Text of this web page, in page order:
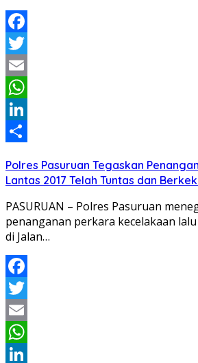
Facebook
Twitter
Email
WhatsApp
LinkedIn
Polres Pasuruan Tegaskan
Lantas 2017 Telah Tuntas dan
PASURUAN – Polres Pasuruan
penanganan perkara kecelakaan
di Jalan…
Facebook
Twitter
Email
WhatsApp